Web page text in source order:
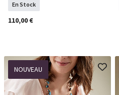
En Stock
110,00 €
NOUVEAU